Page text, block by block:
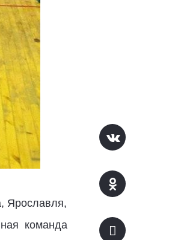
Ярославля,
команда